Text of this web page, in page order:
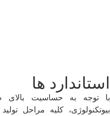
استاندارد ها
با توجه به حساسیت بالای
بیوتکنولوژی، کلیه مراحل